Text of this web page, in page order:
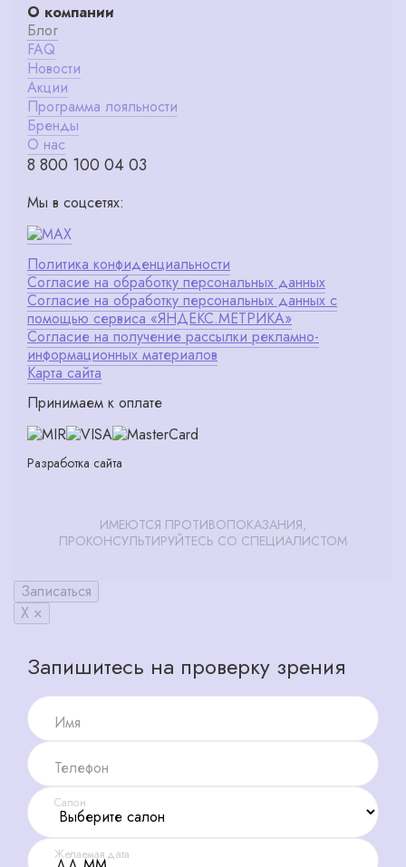
О компании
Блог
FAQ
Новости
Акции
Программа лояльности
Бренды
О нас
8 800 100 04 03
Мы в соцсетях:
Политика конфиденциальности
Согласие на обработку персональных данных
Согласие на обработку персональных данных с
помощью сервиса «ЯНДЕКС.МЕТРИКА»
Согласие на получение рассылки рекламно-
информационных материалов
Карта сайта
Принимаем к оплате
Разработка сайта
ИМЕЮТСЯ ПРОТИВОПОКАЗАНИЯ,
ПРОКОНСУЛЬТИРУЙТЕСЬ СО СПЕЦИАЛИСТОМ
Записаться
X ×
Запишитесь на проверку зрения
Имя
Телефон
Салон
Желаемая дата